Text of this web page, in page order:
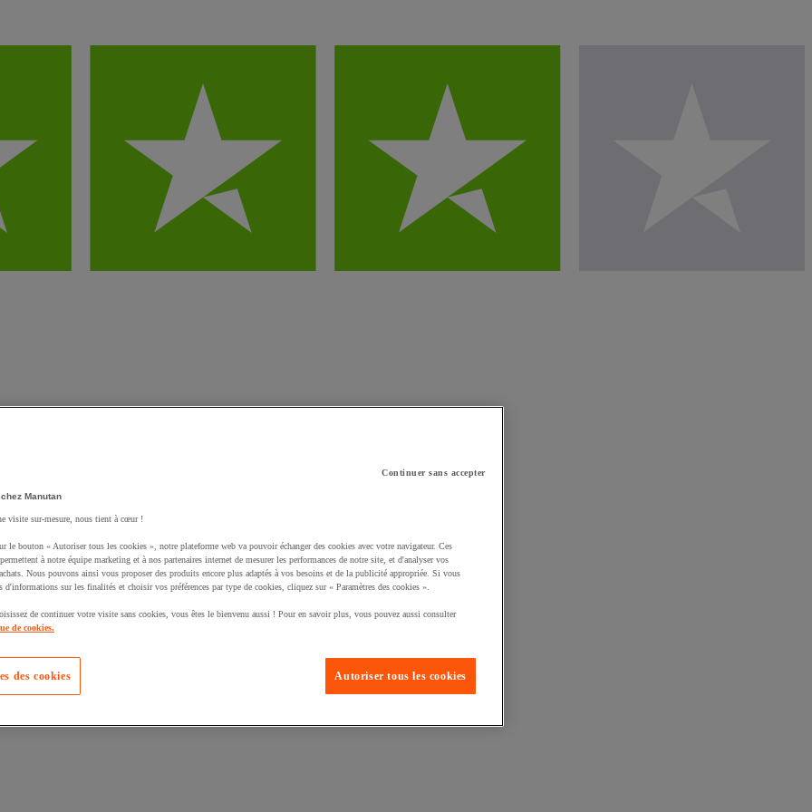
un produit à votre panier :
Continuer sans accepter
Manutan
visite sur-mesure, nous tient à cœur !
le bouton « Autoriser tous les cookies », notre plateforme web va pouvoir échanger des cookies avec votre navigateur. Ces
à notre équipe marketing et à nos partenaires internet de mesurer les performances de notre site, et d'analyser vos
Nous pouvons ainsi vous proposer des produits encore plus adaptés à vos besoins et de la publicité appropriée. Si vous
d'informations sur les finalités et choisir vos préférences par type de cookies, cliquez sur « Paramètres des cookies ».
de continuer votre visite sans cookies, vous êtes le bienvenu aussi ! Pour en savoir plus, vous pouvez aussi consulter
de cookies.
Autoriser tous les cookies
des cookies